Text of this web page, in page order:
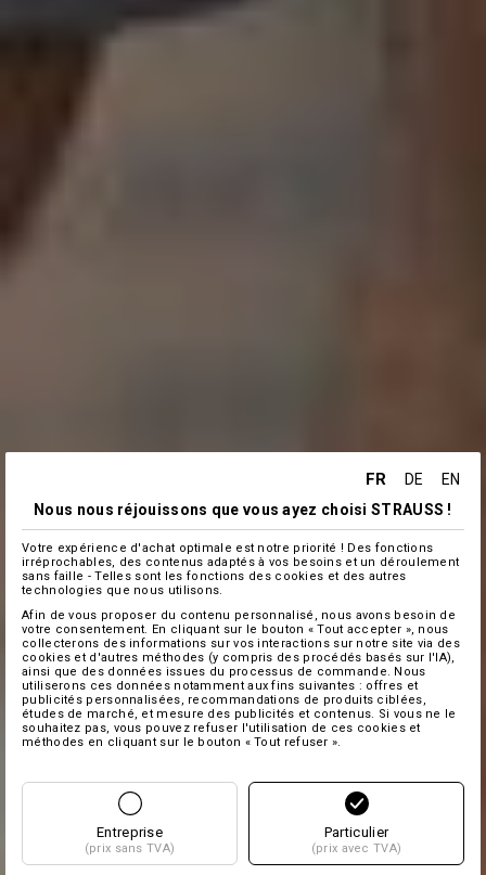
FR DE
EN
Nous nous réjouissons que vous ayez choisi STRAUSS !
Votre expérience d'achat optimale est notre priorité ! Des fonctions
irréprochables, des contenus adaptés à vos besoins et un déroulement
sans faille - Telles sont les fonctions des cookies et des autres
technologies que nous utilisons.
Afin de vous proposer du contenu personnalisé, nous avons besoin de
votre consentement. En cliquant sur le bouton « Tout accepter », nous
collecterons des informations sur vos interactions sur notre site via des
cookies et d'autres méthodes (y compris des procédés basés sur l'IA),
ainsi que des données issues du processus de commande. Nous
utiliserons ces données notamment aux fins suivantes : offres et
publicités personnalisées, recommandations de produits ciblées,
études de marché, et mesure des publicités et contenus. Si vous ne le
souhaitez pas, vous pouvez refuser l'utilisation de ces cookies et
méthodes en cliquant sur le bouton « Tout refuser ».
Entreprise
(prix sans TVA)
Particulier
(prix avec TVA)